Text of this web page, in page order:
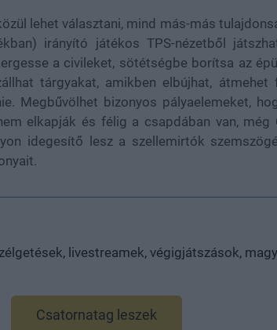
lehet választani, mind más-más
irányító játékos TPS-nézetből
a civileket, sötétségbe borítsa az
tárgyakat, amikben elbújhat, átmehet
Megbűvölhet bizonyos pályaelemeket,
elkapják és félig a csapdában van, még
idegesítő lesz a szellemirtók
livestreamek, végigjátszások,
Csatornatag leszek